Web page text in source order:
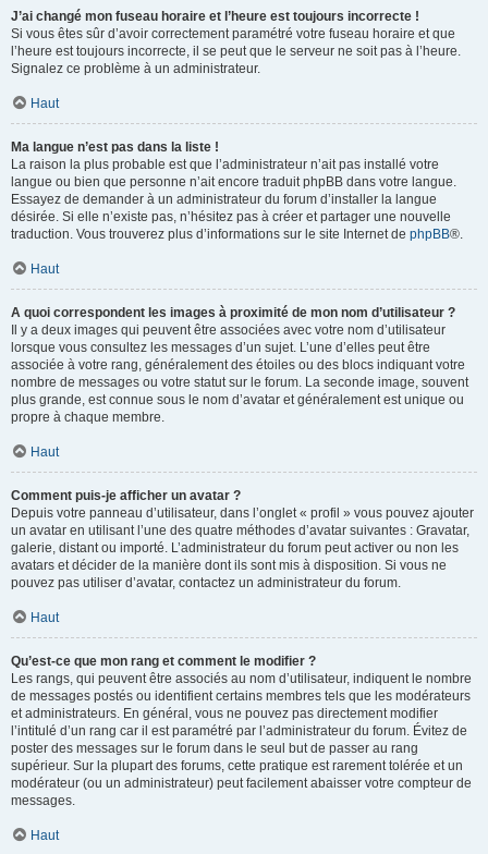
J’ai changé mon fuseau horaire et l’heure est toujours incorrecte !
Si vous êtes sûr d’avoir correctement paramétré votre fuseau horaire et que
l’heure est toujours incorrecte, il se peut que le serveur ne soit pas à l’heure.
Signalez ce problème à un administrateur.
Haut
Ma langue n’est pas dans la liste !
La raison la plus probable est que l’administrateur n’ait pas installé votre
langue ou bien que personne n’ait encore traduit phpBB dans votre langue.
Essayez de demander à un administrateur du forum d’installer la langue
désirée. Si elle n’existe pas, n’hésitez pas à créer et partager une nouvelle
traduction. Vous trouverez plus d’informations sur le site Internet de phpBB®.
Haut
A quoi correspondent les images à proximité de mon nom d’utilisateur ?
Il y a deux images qui peuvent être associées avec votre nom d’utilisateur
lorsque vous consultez les messages d’un sujet. L’une d’elles peut être
associée à votre rang, généralement des étoiles ou des blocs indiquant votre
nombre de messages ou votre statut sur le forum. La seconde image, souvent
plus grande, est connue sous le nom d’avatar et généralement est unique ou
propre à chaque membre.
Haut
Comment puis-je afficher un avatar ?
Depuis votre panneau d’utilisateur, dans l’onglet « profil » vous pouvez ajouter
un avatar en utilisant l’une des quatre méthodes d’avatar suivantes : Gravatar,
galerie, distant ou importé. L’administrateur du forum peut activer ou non les
avatars et décider de la manière dont ils sont mis à disposition. Si vous ne
pouvez pas utiliser d’avatar, contactez un administrateur du forum.
Haut
Qu’est-ce que mon rang et comment le modifier ?
Les rangs, qui peuvent être associés au nom d’utilisateur, indiquent le nombre
de messages postés ou identifient certains membres tels que les modérateurs
et administrateurs. En général, vous ne pouvez pas directement modifier
l’intitulé d’un rang car il est paramétré par l’administrateur du forum. Évitez de
poster des messages sur le forum dans le seul but de passer au rang
supérieur. Sur la plupart des forums, cette pratique est rarement tolérée et un
modérateur (ou un administrateur) peut facilement abaisser votre compteur de
messages.
Haut